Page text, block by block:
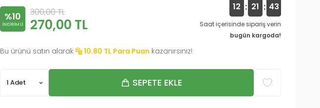
%10
INDIRIMLI
300,00TL
270,00 TL
12 : 21 : 42
Saat içerisinde sipariş verin
bugün kargoda!
Bu ürünü satın alarak 10.80 TL Para Puan kazanırsınız!
SEPETE EKLE